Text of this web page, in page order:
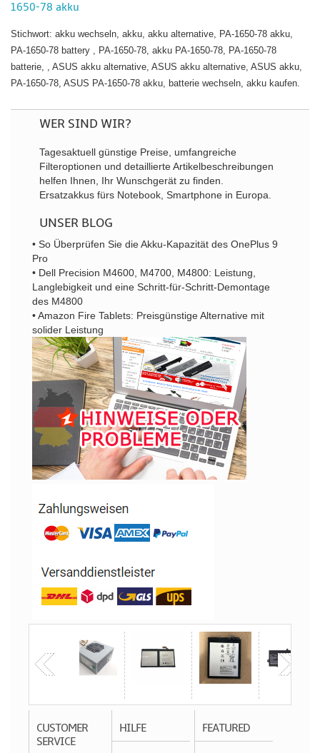
1650-78 akku
Stichwort: akku wechseln, akku, akku alternative, PA-1650-78 akku,
PA-1650-78 battery , PA-1650-78, akku PA-1650-78, PA-1650-78
batterie, , ASUS akku alternative, ASUS akku alternative, ASUS akku,
PA-1650-78, ASUS PA-1650-78 akku, batterie wechseln, akku kaufen.
WER SIND WIR?
Tagesaktuell günstige Preise, umfangreiche
Filteroptionen und detaillierte Artikelbeschreibungen
helfen Ihnen, Ihr Wunschgerät zu finden.
Ersatzakkus fürs Notebook, Smartphone in Europa.
UNSER BLOG
• So Überprüfen Sie die Akku-Kapazität des OnePlus 9
Pro
• Dell Precision M4600, M4700, M4800: Leistung,
Langlebigkeit und eine Schritt-für-Schritt-Demontage
des M4800
• Amazon Fire Tablets: Preisgünstige Alternative mit
solider Leistung
CUSTOMER
SERVICE
HILFE FEATURED